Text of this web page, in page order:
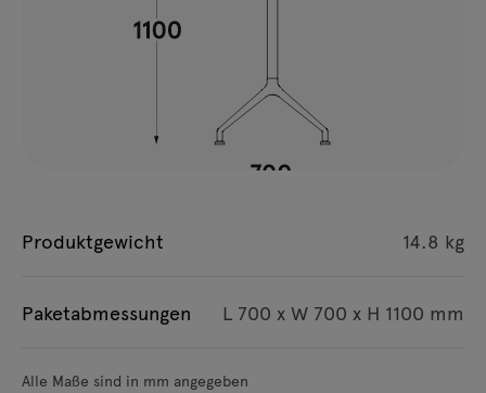
Produktgewicht 14.8 kg
Paketabmessungen L 700 x W 700 x H 1100 mm
Alle Maße sind in mm angegeben